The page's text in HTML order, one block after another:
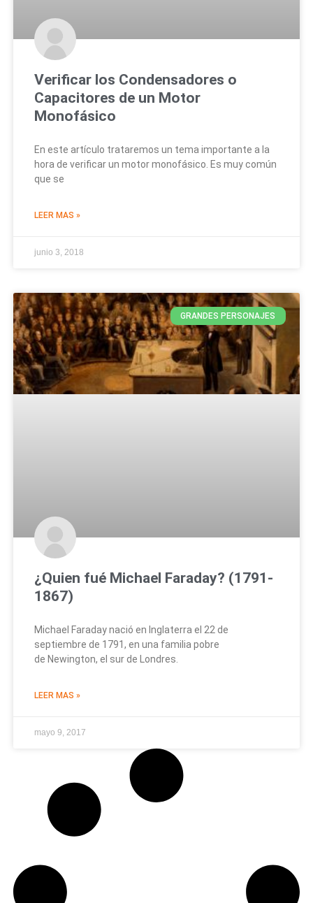
Verificar los Condensadores o
Capacitores de un Motor
Monofásico
En este artículo trataremos un tema importante a la
hora de verificar un motor monofásico. Es muy común
que se
LEER MAS »
junio 3, 2018
GRANDES PERSONAJES
¿Quien fué Michael Faraday? (1791-
1867)
Michael Faraday nació en Inglaterra el 22 de
septiembre de 1791, en una familia pobre
de Newington, el sur de Londres.
LEER MAS »
mayo 9, 2017